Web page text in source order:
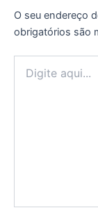
O seu endereço
obrigatórios são
aqui...